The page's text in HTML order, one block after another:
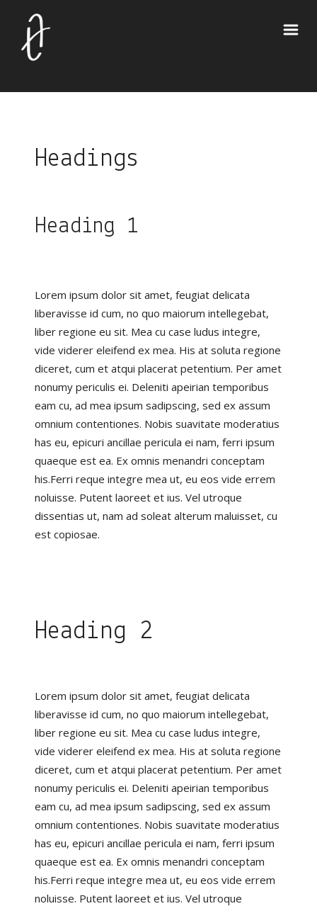
Headings
Heading 1
Lorem ipsum dolor sit amet, feugiat delicata
liberavisse id cum, no quo maiorum intellegebat,
liber regione eu sit. Mea cu case ludus integre,
vide viderer eleifend ex mea. His at soluta regione
diceret, cum et atqui placerat petentium. Per amet
nonumy periculis ei. Deleniti apeirian temporibus
eam cu, ad mea ipsum sadipscing, sed ex assum
omnium contentiones. Nobis suavitate moderatius
has eu, epicuri ancillae pericula ei nam, ferri ipsum
quaeque est ea. Ex omnis menandri conceptam
his.Ferri reque integre mea ut, eu eos vide errem
noluisse. Putent laoreet et ius. Vel utroque
dissentias ut, nam ad soleat alterum maluisset, cu
est copiosae.
Heading 2
Lorem ipsum dolor sit amet, feugiat delicata
liberavisse id cum, no quo maiorum intellegebat,
liber regione eu sit. Mea cu case ludus integre,
vide viderer eleifend ex mea. His at soluta regione
diceret, cum et atqui placerat petentium. Per amet
nonumy periculis ei. Deleniti apeirian temporibus
eam cu, ad mea ipsum sadipscing, sed ex assum
omnium contentiones. Nobis suavitate moderatius
has eu, epicuri ancillae pericula ei nam, ferri ipsum
quaeque est ea. Ex omnis menandri conceptam
his.Ferri reque integre mea ut, eu eos vide errem
noluisse. Putent laoreet et ius. Vel utroque